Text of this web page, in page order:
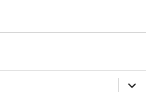
anzeigen